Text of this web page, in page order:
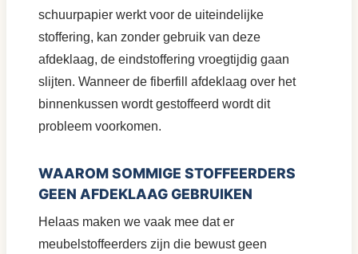
schuurpapier werkt voor de uiteindelijke
stoffering, kan zonder gebruik van deze
afdeklaag, de eindstoffering vroegtijdig gaan
slijten. Wanneer de fiberfill afdeklaag over het
binnenkussen wordt gestoffeerd wordt dit
probleem voorkomen.
WAAROM SOMMIGE STOFFEERDERS
GEEN AFDEKLAAG GEBRUIKEN
Helaas maken we vaak mee dat er
meubelstoffeerders zijn die bewust geen